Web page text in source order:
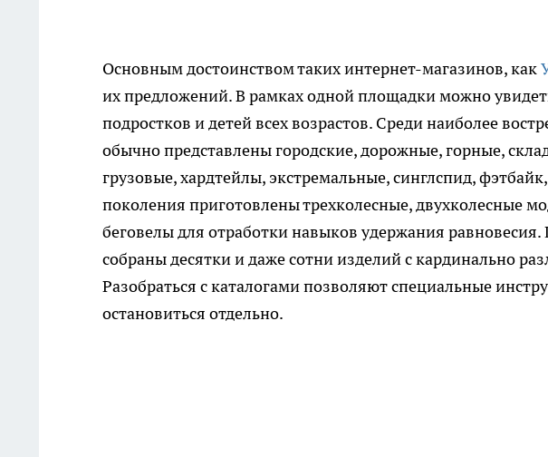
Основным достоинством таких интернет-магазинов, как
их предложений. В рамках одной площадки можно
подростков и детей всех возрастов. Среди наиболее
обычно представлены городские, дорожные, горные,
грузовые, хардтейлы, экстремальные, синглспид,
поколения приготовлены трехколесные, двухколесные
беговелы для отработки навыков удержания
собраны десятки и даже сотни изделий с кардинально
Разобраться с каталогами позволяют специальные
остановиться отдельно.